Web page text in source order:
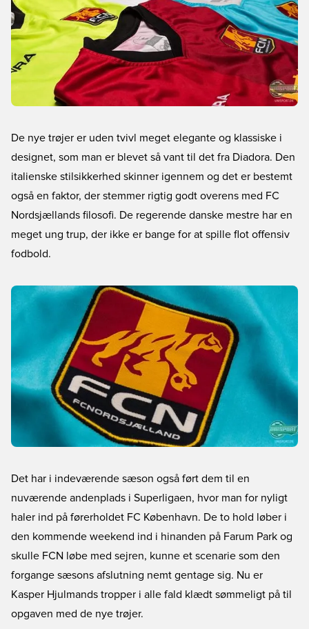
De nye trøjer er uden tvivl meget elegante og klassiske i
designet, som man er blevet så vant til det fra Diadora. Den
italienske stilsikkerhed skinner igennem og det er bestemt
også en faktor, der stemmer rigtig godt overens med FC
Nordsjællands filosofi. De regerende danske mestre har en
meget ung trup, der ikke er bange for at spille flot offensiv
fodbold.
Det har i indeværende sæson også ført dem til en
nuværende andenplads i Superligaen, hvor man for nyligt
haler ind på førerholdet FC København. De to hold løber i
den kommende weekend ind i hinanden på Farum Park og
skulle FCN løbe med sejren, kunne et scenarie som den
forgange sæsons afslutning nemt gentage sig. Nu er
Kasper Hjulmands tropper i alle fald klædt sømmeligt på til
opgaven med de nye trøjer.